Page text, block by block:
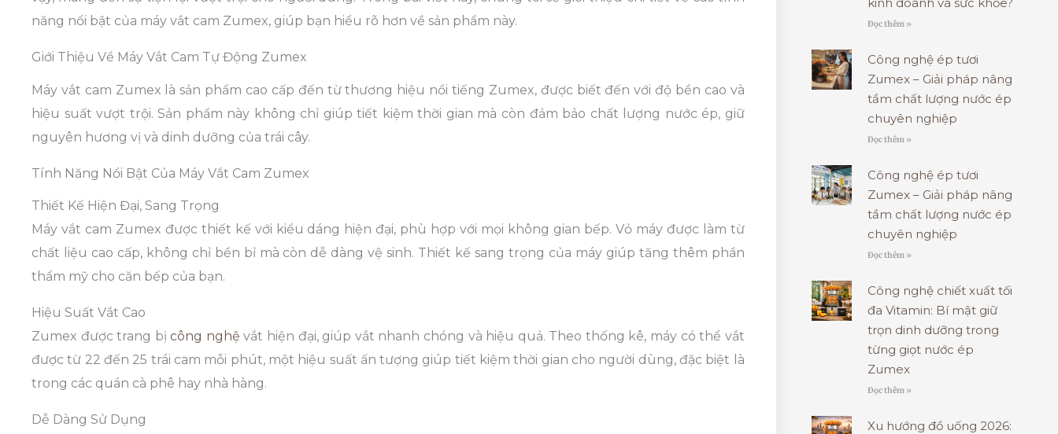
năng nổi bật của máy vắt cam Zumex, giúp bạn hiểu rõ hơn về sản phẩm này.
Giới Thiệu Về Máy Vắt Cam Tự Động Zumex
Máy vắt cam Zumex là sản phẩm cao cấp đến từ thương hiệu nổi tiếng Zumex, được biết đến với độ bền cao và
hiệu suất vượt trội. Sản phẩm này không chỉ giúp tiết kiệm thời gian mà còn đảm bảo chất lượng nước ép, giữ
nguyên hương vị và dinh dưỡng của trái cây.
Tính Năng Nổi Bật Của Máy Vắt Cam Zumex
Thiết Kế Hiện Đại, Sang Trọng
Máy vắt cam Zumex được thiết kế với kiểu dáng hiện đại, phù hợp với mọi không gian bếp. Vỏ máy được làm từ
chất liệu cao cấp, không chỉ bền bỉ mà còn dễ dàng vệ sinh. Thiết kế sang trọng của máy giúp tăng thêm phần
thẩm mỹ cho căn bếp của bạn.
Hiệu Suất Vắt Cao
Zumex được trang bịcông nghệ vắt hiện đại, giúp vắt nhanh chóng và hiệu quả. Theo thống kê, máy có thể vắt
được từ 22 đến 25 trái cam mỗi phút, một hiệu suất ấn tượng giúp tiết kiệm thời gian cho người dùng, đặc biệt là
trong các quán cà phê hay nhà hàng.
Dễ Dàng Sử Dụng
Đọc thêm »
Công nghệ ép tươi
Zumex – Giải pháp nâng
tầm chất lượng nước ép
chuyên nghiệp
Đọc thêm »
Công nghệ ép tươi
Zumex – Giải pháp nâng
tầm chất lượng nước ép
chuyên nghiệp
Đọc thêm »
Công nghệ chiết xuất tối
đa Vitamin: Bí mật giữ
trọn dinh dưỡng trong
từng giọt nước ép
Zumex
Đọc thêm »
Xu hướng đồ uống 2026: